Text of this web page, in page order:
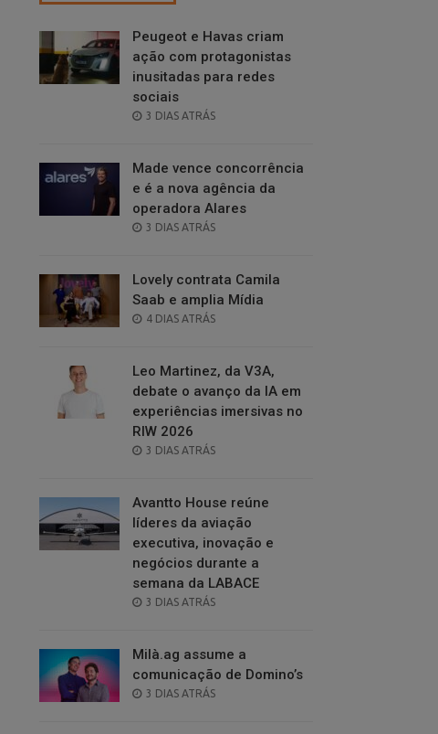
Peugeot e Havas criam
ação com protagonistas
inusitadas para redes
sociais
POSTED
3 DIAS ATRÁS
Made vence concorrência
e é a nova agência da
operadora Alares
POSTED
3 DIAS ATRÁS
Lovely contrata Camila
Saab e amplia Mídia
POSTED
4 DIAS ATRÁS
Leo Martinez, da V3A,
debate o avanço da IA em
experiências imersivas no
RIW 2026
POSTED
3 DIAS ATRÁS
Avantto House reúne
líderes da aviação
executiva, inovação e
negócios durante a
semana da LABACE
POSTED
3 DIAS ATRÁS
Milà.ag assume a
comunicação de Domino’s
POSTED
3 DIAS ATRÁS